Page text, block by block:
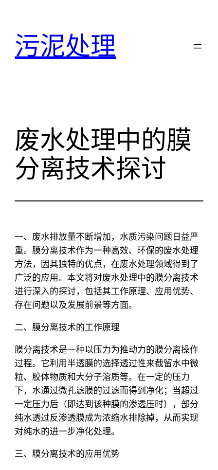
污泥处理
废水处理中的膜
分离技术探讨
一、废水排放量不断增加，水质污染问题日益严
重。膜分离技术作为一种高效、环保的废水处理
方法，因其独特的优点，在废水处理领域得到了
广泛的应用。本文将对废水处理中的膜分离技术
进行深入的探讨，包括其工作原理、应用优势、
存在问题以及发展前景等方面。
二、膜分离技术的工作原理
膜分离技术是一种以压力为推动力的膜分离操作
过程。它利用半透膜的选择透过性来截留水中微
粒、胶体物质和大分子溶质等。在一定的压力
下，水通过微孔滤膜的过滤而得到净化；当超过
一定压力后（即达到该种膜的渗透压时），部分
纯水透过反渗透膜成为浓缩水排除掉，从而实现
对纯水的进一步净化处理。
三、膜分离技术的应用优势